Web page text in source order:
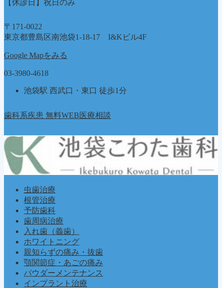
【休診日】祝日のみ
〒171-0022
東京都豊島区南池袋1-18-17 I&Kビル4F
Google Mapをみる
03-3980-4618
池袋駅 西武口・東口 徒歩1分
歯科系疾患 無料WEB医療相談
虫歯治療
根管治療
予防歯科
歯周病治療
入れ歯（義歯）
ホワイトニング
親知らずの痛み・抜歯
顎関節症・あごの痛み
パウダーメンテナンス
インプラント治療